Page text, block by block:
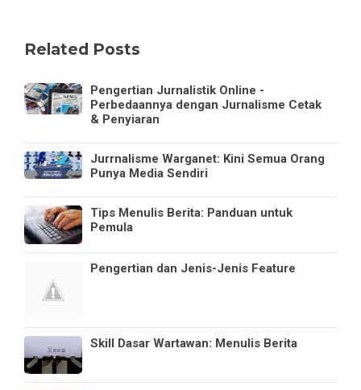
Related Posts
Pengertian Jurnalistik Online -
Perbedaannya dengan Jurnalisme Cetak
& Penyiaran
Jurrnalisme Warganet: Kini Semua Orang
Punya Media Sendiri
Tips Menulis Berita: Panduan untuk
Pemula
Pengertian dan Jenis-Jenis Feature
Skill Dasar Wartawan: Menulis Berita